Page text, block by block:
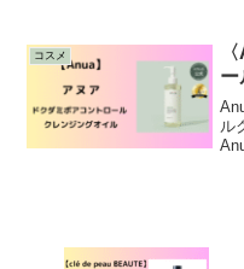
す
コスメ
ー
ル